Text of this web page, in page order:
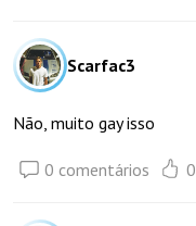
Scarfac3
Não, muito gay isso
0 comentários 0